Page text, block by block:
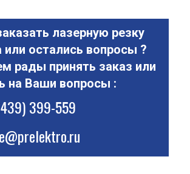
лазерную резку
или остались вопросы ?
рады принять заказ или
на Ваши вопросы :
399-559